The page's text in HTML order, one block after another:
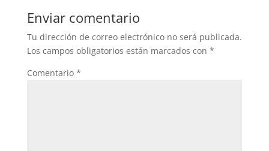
Enviar comentario
Tu dirección de correo electrónico no será publicada.
Los campos obligatorios están marcados con *
Comentario *